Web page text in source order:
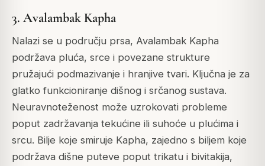
3. Avalambak Kapha
Nalazi se u području prsa, Avalambak Kapha
podržava pluća, srce i povezane strukture
pružajući podmazivanje i hranjive tvari. Ključna je za
glatko funkcioniranje dišnog i srčanog sustava.
Neuravnoteženost može uzrokovati probleme
poput zadržavanja tekućine ili suhoće u plućima i
srcu. Bilje koje smiruje Kapha, zajedno s biljem koje
podržava dišne puteve poput trikatu i bivitakija,